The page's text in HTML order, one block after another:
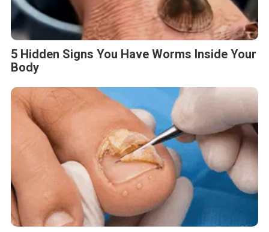
5 Hidden Signs You Have Worms Inside Your
Body